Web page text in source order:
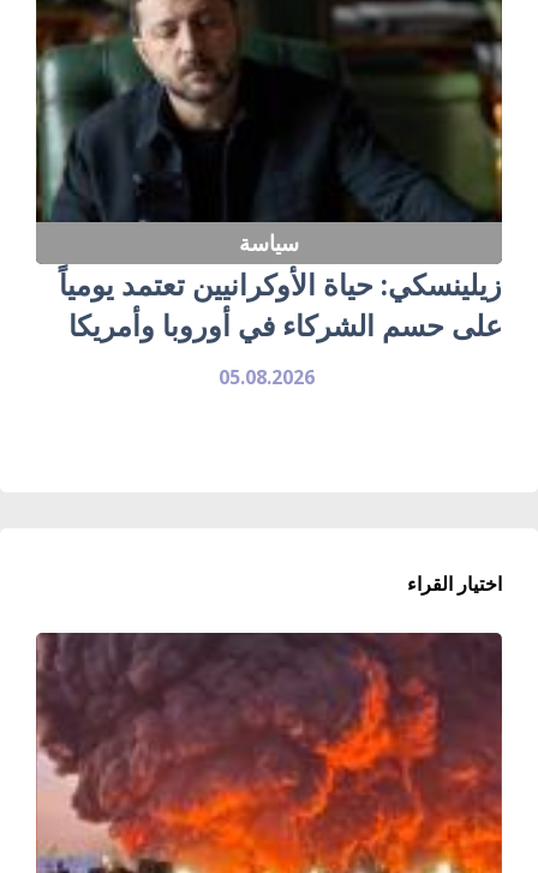
سياسة
زيلينسكي: حياة الأوكرانيين تعتمد يومياً
على حسم الشركاء في أوروبا وأمريكا
05.08.2026
اختيار القراء